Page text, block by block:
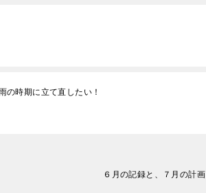
時期に立て直したい！
６月の記録と、７月の計画